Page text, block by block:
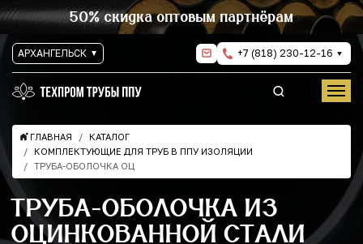
50% скидка оптовым партнёрам
АРХАНГЕЛЬСК +7 (818) 230-12-16
ГЛАВНАЯ
КАТАЛОГ
КОМПЛЕКТУЮЩИЕ ДЛЯ ТРУБ В ППУ ИЗОЛЯЦИИ
ТРУБА-ОБОЛОЧКА ОЦ
ТРУБА-ОБОЛОЧКА ИЗ
ОЦИНКОВАННОЙ СТАЛИ